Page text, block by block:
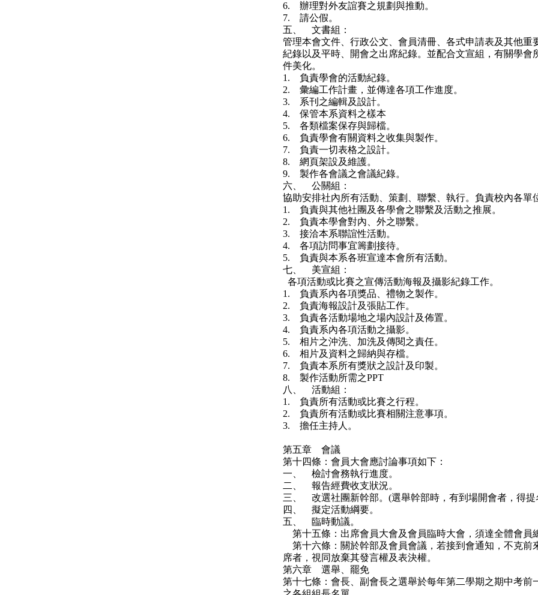
6. 辦理對外友誼賽之規劃與推動。
7. 請公假。
五、 文書組：
管理本會文件、行政公文、會員清冊、各式申請表及其他重
紀錄以及平時、開會之出席紀錄。並配合文宣組，有關學會
件美化。
1. 負責學會的活動紀錄。
2. 彙編工作計畫，並傳達各項工作進度。
3. 系刊之編輯及設計。
4. 保管本系資料之樣本
5. 各類檔案保存與歸檔。
6. 負責學會有關資料之收集與製作。
7. 負責一切表格之設計。
8. 網頁架設及維護。
9. 製作各會議之會議紀錄。
六、 公關組：
協助安排社內所有活動、策劃、聯繫、執行。負責校內各單
1. 負責與其他社團及各學會之聯繫及活動之推展。
2. 負責本學會對內、外之聯繫。
3. 接洽本系聯誼性活動。
4. 各項訪問事宜籌劃接待。
5. 負責與本系各班宣達本會所有活動。
七、 美宣組：
各項活動或比賽之宣傳活動海報及攝影紀錄工作。
1. 負責系內各項獎品、禮物之製作。
2. 負責海報設計及張貼工作。
3. 負責各活動場地之場內設計及佈置。
4. 負責系內各項活動之攝影。
5. 相片之沖洗、加洗及傳閱之責任。
6. 相片及資料之歸納與存檔。
7. 負責本系所有獎狀之設計及印製。
8. 製作活動所需之PPT
八、 活動組：
1. 負責所有活動或比賽之行程。
2. 負責所有活動或比賽相關注意事項。
3. 擔任主持人。
第五章 會議
第十四條：會員大會應討論事項如下：
一、 檢討會務執行進度。
二、 報告經費收支狀況。
三、 改選社團新幹部。(選舉幹部時，有到場開會者，得提
四、 擬定活動綱要。
五、 臨時動議。
第十五條：出席會員大會及會員臨時大會，須達全體會員
第十六條：關於幹部及會員會議，若接到會通知，不克前
席者，視同放棄其發言權及表決權。
第六章 選舉、罷免
第十七條：會長、副會長之選舉於每年第二學期之期中考前